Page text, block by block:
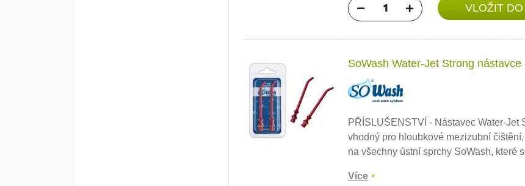
SoWash Water-Jet Strong nástavce
PŘÍSLUŠENSTVÍ - Nástavec Water-Jet
vhodný pro hloubkové mezizubní
na všechny ústní sprchy SoWash, které
Více